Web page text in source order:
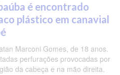
é encontrado
plástico em canavial
Marconi Gomes, de 18 anos.
perfurações provocadas por
da cabeça e na mão direita.